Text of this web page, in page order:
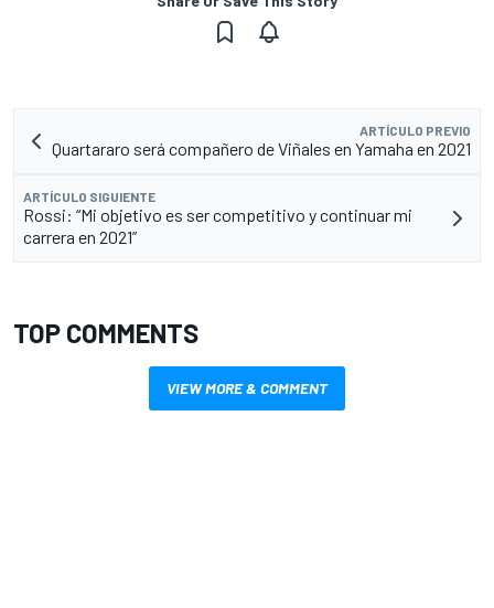
ARTÍCULO PREVIO
Quartararo será compañero de Viñales en Yamaha en 2021
ARTÍCULO SIGUIENTE
Rossi: “Mi objetivo es ser competitivo y continuar mi
carrera en 2021”
TOP COMMENTS
VIEW MORE & COMMENT